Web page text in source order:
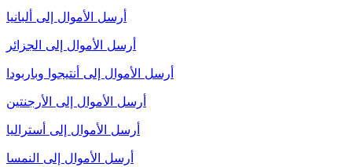
أرسل الأموال إلى ألبانيا
أرسل الأموال إلى الجزائر
أرسل الأموال إلى أنتيجوا وباربودا
أرسل الأموال إلى الأرجنتين
أرسل الأموال إلى أستراليا
أرسل الأموال إلى النمسا